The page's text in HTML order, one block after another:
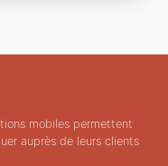
mobiles permettent
auprès de leurs clients